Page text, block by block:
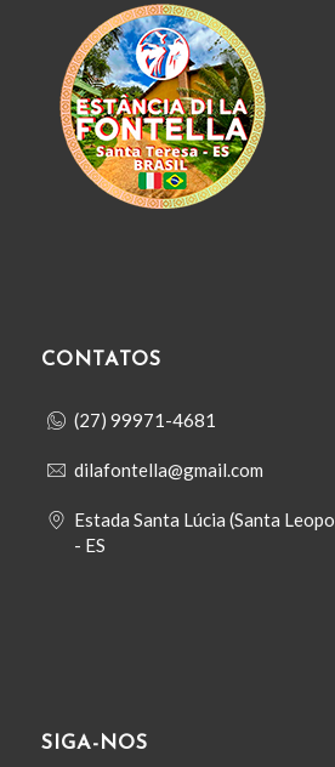
CONTATOS
(27) 99971-4681
dilafontella@gmail.com
Estada Santa Lúcia (Santa
- ES
SIGA-NOS